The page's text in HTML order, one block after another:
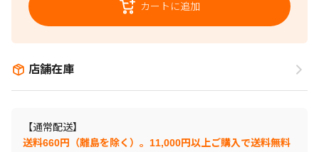
カートに追加
店舗在庫
【通常配送】
送料660円（離島を除く）。11,000円以上ご購入で送料無料